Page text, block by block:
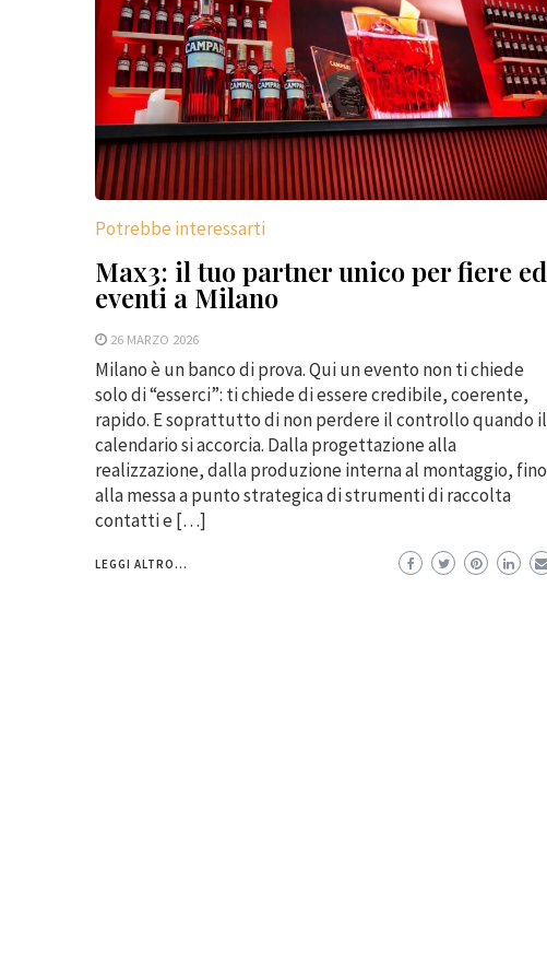
Potrebbe interessarti
Max3: il tuo partner unico per fiere ed
eventi a Milano
26 MARZO 2026
Milano è un banco di prova. Qui un evento non ti chiede
solo di “esserci”: ti chiede di essere credibile, coerente,
rapido. E soprattutto di non perdere il controllo quando il
calendario si accorcia. Dalla progettazione alla
realizzazione, dalla produzione interna al montaggio, fino
alla messa a punto strategica di strumenti di raccolta
contatti e […]
LEGGI ALTRO...